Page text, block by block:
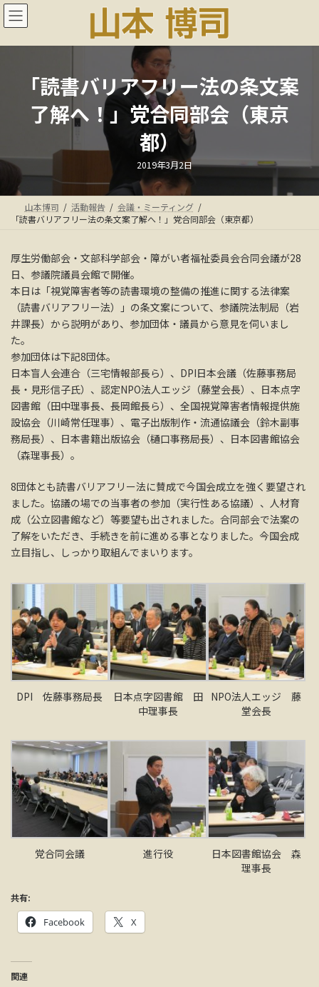
コ
ン
ン
ナ
ビ
ー
「読書バリアフリー法の条文案
了解へ！」党合同部会（東京
都）
最
終
更
新
日
時
:
2019年3月2日
山本博司 活動報告
会議・ミーティング
「読書バリアフリー法の条文案了解へ！」党合同部会（東京都）
厚生労働部会・文部科学部会・障がい者福祉委員会合同会議が28
日、参議院議員会館で開催。
本日は「視覚障害者等の読書環境の整備の推進に関する法律案
（読書バリアフリー法）」の条文案について、参議院法制局（岩
井課長）から説明があり、参加団体・議員から意見を伺いまし
た。
参加団体は下記8団体。
日本盲人会連合（三宅情報部長ら）、DPI日本会議（佐藤事務局
長・見形信子氏）、認定NPO法人エッジ（藤堂会長）、日本点字
図書館（田中理事長、長岡館長ら）、全国視覚障害者情報提供施
設協会（川崎常任理事）、電子出版制作・流通協議会（鈴木副事
務局長）、日本書籍出版協会（樋口事務局長）、日本図書館協会
（森理事長）。
8団体とも読書バリアフリー法に賛成で今国会成立を強く要望され
ました。協議の場での当事者の参加（実行性ある協議）、人材育
成（公立図書館など）等要望も出されました。合同部会で法案の
了解をいただき、手続きを前に進める事となりました。今国会成
立目指し、しっかり取組んでまいります。
DPI 佐藤事務局長
日本点字図書館 田
中理事長
NPO法人エッジ 藤
堂会長
党合同会議 進行役
日本図書館協会 森
理事長
共有:
Facebook X
関連